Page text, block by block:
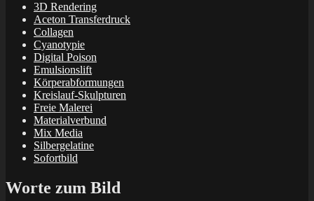
3D Rendering
Aceton Transferdruck
Collagen
Cyanotypie
Digital Poison
Emulsionslift
Körperabformungen
Kreislauf-Skulpturen
Freie Malerei
Materialverbund
Mix Media
Silbergelatine
Sofortbild
Worte zum Bild